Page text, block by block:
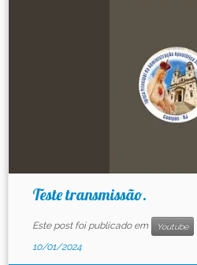
Teste transmissão.
Este post foi publicado em Youtube
10/01/2024